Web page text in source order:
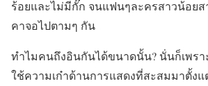
ร้อยและไม่มีกั๊ก จนแฟนๆละครสาวน้อย
คาจอไปตามๆ กัน
ทำไมคนถึงอินกันได้ขนาดนั้น? นั่นก็เพรา
ใช้ความเก๋าด้านการแสดงที่สะสมมาตั้งแ